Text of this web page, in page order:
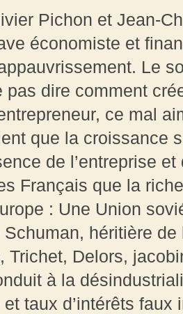
Pichon et Jean-
économiste et
Le
pas dire comment
ce mal
que la croissance
de l’entreprise
Français que la
: Une Union
héritière
Trichet, Delors,
à la
taux d’intérêts